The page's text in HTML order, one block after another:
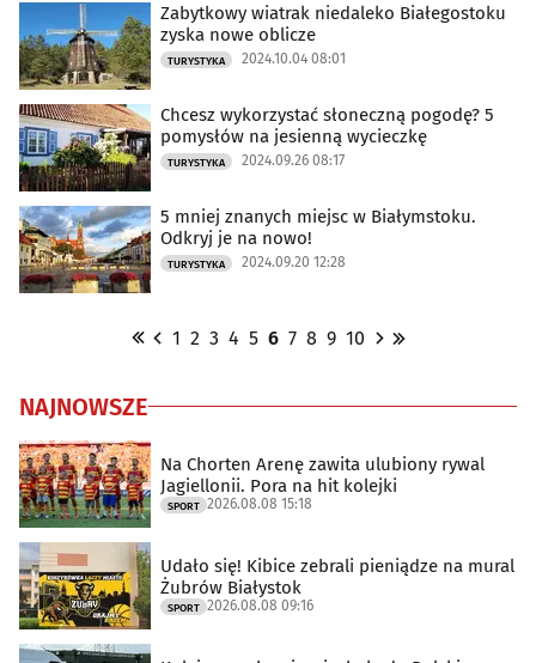
Zabytkowy wiatrak niedaleko Białegostoku
zyska nowe oblicze
TURYSTYKA 2024.10.04 08:01
Chcesz wykorzystać słoneczną pogodę? 5
pomysłów na jesienną wycieczkę
TURYSTYKA 2024.09.26 08:17
5 mniej znanych miejsc w Białymstoku.
Odkryj je na nowo!
TURYSTYKA 2024.09.20 12:28
1 2 3 4 5 6 7 8 9 10
NAJNOWSZE
Na Chorten Arenę zawita ulubiony rywal
Jagiellonii. Pora na hit kolejki
SPORT 2026.08.08 15:18
Udało się! Kibice zebrali pieniądze na mural
Żubrów Białystok
SPORT 2026.08.08 09:16